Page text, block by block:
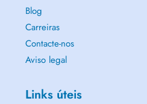
Blog
Carreiras
Contacte-nos
Aviso legal
Links úteis